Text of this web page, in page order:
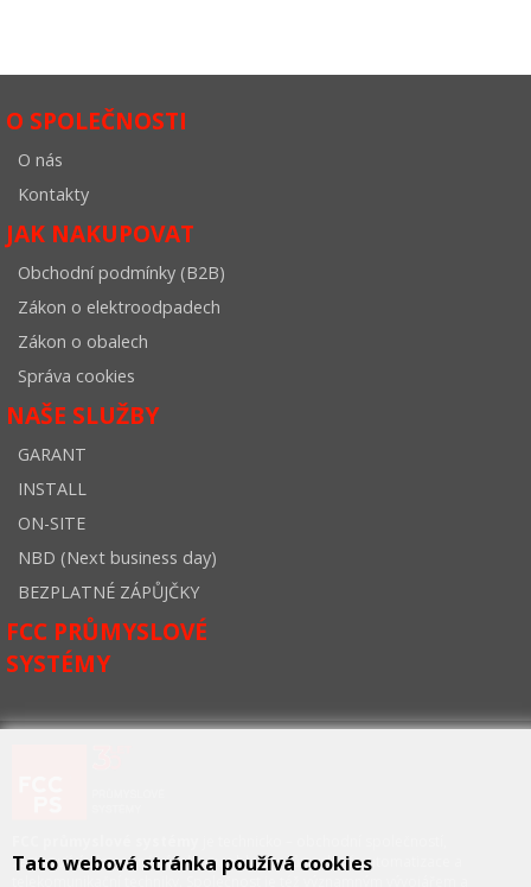
O SPOLEČNOSTI
O nás
Kontakty
JAK NAKUPOVAT
Obchodní podmínky (B2B)
Zákon o elektroodpadech
Zákon o obalech
Správa cookies
NAŠE SLUŽBY
GARANT
INSTALL
ON-SITE
NBD (Next business day)
BEZPLATNÉ ZÁPŮJČKY
FCC PRŮMYSLOVÉ
SYSTÉMY
zastupující významné výrobce v oblasti průmyslové automatizace a
telekomunikační techniky. Společnost je též významným vývojářem a
Tato webová stránka používá cookies